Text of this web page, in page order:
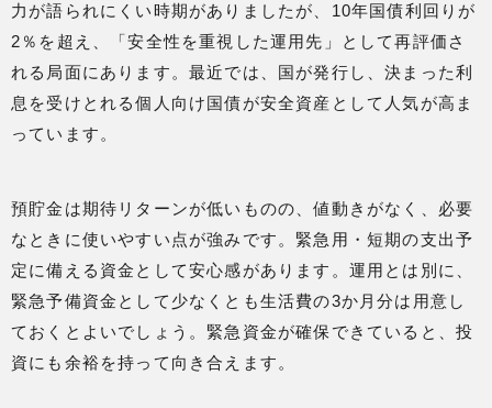
力が語られにくい時期がありましたが、10年国債利回りが
2％を超え、「安全性を重視した運用先」として再評価さ
れる局面にあります。最近では、国が発行し、決まった利
息を受けとれる個人向け国債が安全資産として人気が高ま
っています。
預貯金は期待リターンが低いものの、値動きがなく、必要
なときに使いやすい点が強みです。緊急用・短期の支出予
定に備える資金として安心感があります。運用とは別に、
緊急予備資金として少なくとも生活費の3か月分は用意し
ておくとよいでしょう。緊急資金が確保できていると、投
資にも余裕を持って向き合えます。